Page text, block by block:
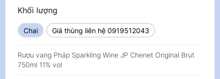
Khối lượng
Chai Giá thùng liên hệ 0919512043
Rượu vang Pháp Sparkling Wine JP Chenet Original Brut
750ml 11% vol